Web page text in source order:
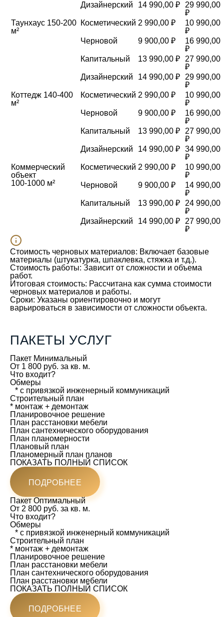
Дизайнерский
14 990,00 ₽
29 990,00
₽
Таунхаус 150-200
м²
Косметический 2 990,00 ₽
10 990,00
₽
Черновой
9 900,00 ₽
16 990,00
₽
Капитальный
13 990,00 ₽
27 990,00
₽
Дизайнерский
14 990,00 ₽
29 990,00
₽
Коттедж 140-400
м²
Косметический 2 990,00 ₽
10 990,00
₽
Черновой
9 900,00 ₽
16 990,00
₽
Капитальный
13 990,00 ₽
27 990,00
₽
Дизайнерский
14 990,00 ₽ 34 990,00
₽
Коммерческий
объект
100-1000 м²
Косметический 2 990,00 ₽
10 990,00
₽
Черновой
9 900,00 ₽
14 990,00
₽
Капитальный
13 990,00 ₽
24 990,00
₽
Дизайнерский
14 990,00 ₽
27 990,00
₽
Стоимость черновых материалов: Включает базовые
материалы (штукатурка, шпаклевка, стяжка и т.д.).
Стоимость работы: Зависит от сложности и объема
работ.
Итоговая стоимость: Рассчитана как сумма стоимости
черновых материалов и работы.
Сроки: Указаны ориентировочно и могут
варьироваться в зависимости от сложности объекта.
ПАКЕТЫ УСЛУГ
Пакет Минимальный
От 1 800 руб. за кв. м.
Что входит?
Обмеры
* с привязкой инженерный коммуникаций
Строительный план
* монтаж + демонтаж
Планировочное решение
План расстановки мебели
План сантехнического оборудования
План планомерности
Плановый план
Планомерный план планов
ПОКАЗАТЬ ПОЛНЫЙ СПИСОК
ПОДРОБНЕЕ
ПакетОптимальный
От 2 800 руб. за кв. м.
Что входит?
Обмеры
* с привязкой инженерный коммуникаций
Строительный план
* монтаж + демонтаж
Планировочное решение
План расстановки мебели
План сантехнического оборудования
План расстановки мебели
ПОКАЗАТЬ ПОЛНЫЙ СПИСОК
ПОДРОБНЕЕ